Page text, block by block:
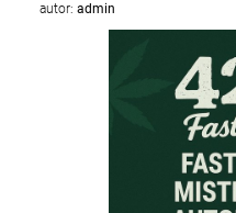
autor:admin